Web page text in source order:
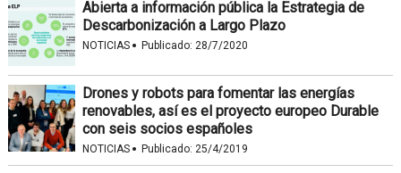
Abierta a información pública la Estrategia de
Descarbonización a Largo Plazo
NOTICIAS · Publicado: 28/7/2020
Drones y robots para fomentar las energías
renovables, así es el proyecto europeo Durable
con seis socios españoles
NOTICIAS · Publicado: 25/4/2019